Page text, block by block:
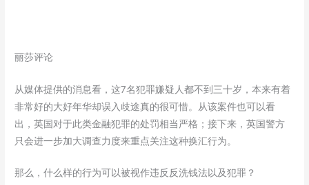
丽莎评论
从媒体提供的消息看，这7名犯罪嫌疑人都不到三十岁，本来有着
非常好的大好年华却误入歧途真的很可惜。从该案件也可以看
出，英国对于此类金融犯罪的处罚相当严格；接下来，英国警方
只会进一步加大调查力度来重点关注这种换汇行为。
那么，什么样的行为可以被视作违反反洗钱法以及犯罪？